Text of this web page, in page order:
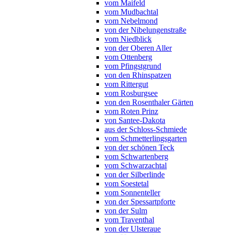
vom Maifeld
vom Mudbachtal
vom Nebelmond
von der Nibelungenstraße
vom Niedblick
von der Oberen Aller
vom Ottenberg
vom Pfingstgrund
von den Rhinspatzen
vom Rittergut
vom Rosburgsee
von den Rosenthaler Gärten
vom Roten Prinz
von Santee-Dakota
aus der Schloss-Schmiede
vom Schmetterlingsgarten
von der schönen Teck
vom Schwartenberg
vom Schwarzachtal
von der Silberlinde
vom Soestetal
vom Sonnenteller
von der Spessartpforte
von der Sulm
vom Traventhal
von der Ulsteraue